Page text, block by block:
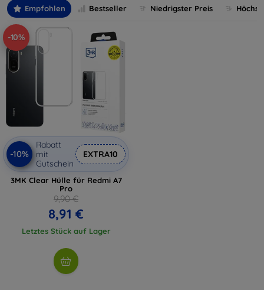
Empfohlen Bestseller Niedrigster Preis
-10%
-10%
Rabatt
mit
Gutschein
EXTRA10
3MK Clear Hülle für Redmi A7
Pro
9,90 €
8,91 €
Letztes Stück auf Lager